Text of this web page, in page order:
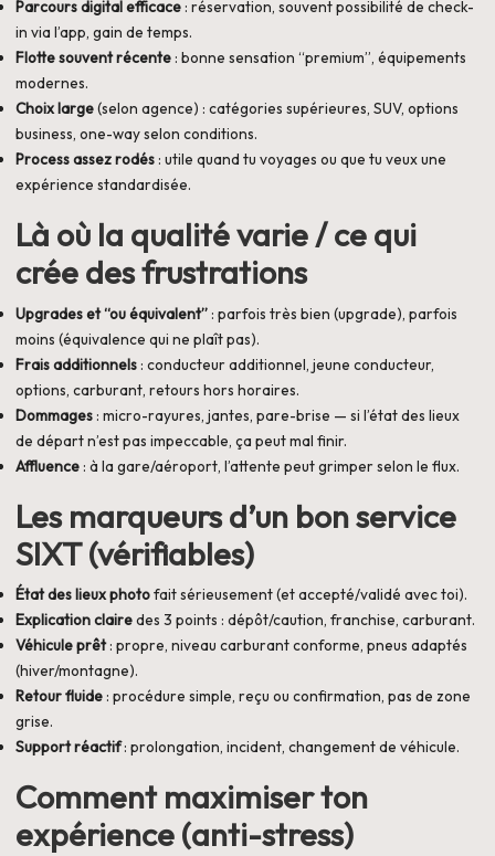
Parcours digital efficace : réservation, souvent possibilité de check-
in via l’app, gain de temps.
Flotte souvent récente : bonne sensation “premium”, équipements
modernes.
Choix large(selon agence) : catégories supérieures, SUV, options
business, one-way selon conditions.
Process assez rodés : utile quand tu voyages ou que tu veux une
expérience standardisée.
Là où la qualité varie / ce qui
crée des frustrations
Upgrades et “ou équivalent” : parfois très bien (upgrade), parfois
moins (équivalence qui ne plaît pas).
Frais additionnels : conducteur additionnel, jeune conducteur,
options, carburant, retours hors horaires.
Dommages : micro-rayures, jantes, pare-brise — si l’état des lieux
de départ n’est pas impeccable, ça peut mal finir.
Affluence : à la gare/aéroport, l’attente peut grimper selon le flux.
Les marqueurs d’un bon service
SIXT (vérifiables)
État des lieux photofait sérieusement (et accepté/validé avec toi).
Explication clairedes 3 points : dépôt/caution, franchise, carburant.
Véhicule prêt: propre, niveau carburant conforme, pneus adaptés
(hiver/montagne).
Retour fluide : procédure simple, reçu ou confirmation, pas de zone
grise.
Support réactif: prolongation, incident, changement de véhicule.
Comment maximiser ton
expérience (anti-stress)